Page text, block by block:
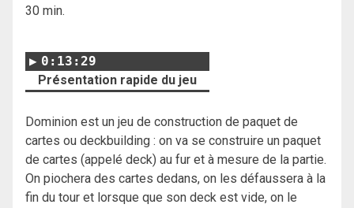
30 min.
0:13:29
Présentation rapide du jeu
Dominion est un jeu de construction de paquet de
cartes ou deckbuilding : on va se construire un paquet
de cartes (appelé deck) au fur et à mesure de la partie.
On piochera des cartes dedans, on les défaussera à la
fin du tour et lorsque que son deck est vide, on le